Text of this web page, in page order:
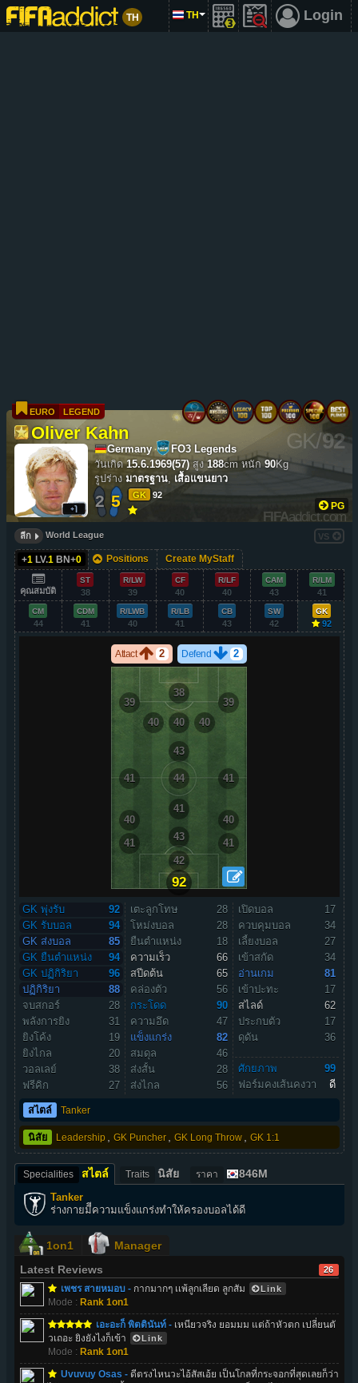
TH TH Login
Oliver Kahn
EURO LEGEND
Germany
FO3 Legends
วันเกิด 15.6.1969(57) สูง 188cm หนัก 90Kg
รูปร่าง มาตรฐาน, เสื้อแขนยาว
2 5 GK 92
PG
FIFAaddict.com
GK/92
ลีก World League VS
+1 LV.1 BN+0 Positions Create MyStaff
คุณสมบัติ
ST
38
R/LW
39
CF
40
R/LF
40
CAM
43
R/LM
41
CM
44
CDM
41
R/LWB
40
R/LB
41
CB
43
SW
42
GK
92
Attact 2 Defend 2
38
39
39
40
40
40
43
41 41
44
41
40
40
41
43
41
42
92
GK พุ่งรับ
92
GK รับบอล
94
GK ส่งบอล
85
GK ยืนตำแหน่ง
94
GK ปฏิกิริยา
96
ปฏิกิริยา
88
จบสกอร์
28
พลังการยิง
31
ยิงโค้ง
19
ยิงไกล
20
วอลเลย์
38
ฟรีคิก
27
เตะลูกโทษ
28
โหม่งบอล
28
ยืนตำแหน่ง
18
ความเร็ว
66
สปีดต้น
65
คล่องตัว
56
กระโดด
90
ความอึด
47
แข็งแกร่ง
82
สมดุล
46
ส่งสั้น
28
ส่งไกล
56
เปิดบอล
17
ควบคุมบอล
34
เลี้ยงบอล
27
เข้าสกัด
34
อ่านเกม
81
เข้าปะทะ
17
สไลด์
62
ประกบตัว
17
ดุดัน
36
ศักยภาพ
99
ฟอร์มคงเส้นคงวา
ดี
สไตล์ Tanker
นิสัย Leadership GK Puncher GK Long Throw GK 1:1
Specialities สไตล์ Traits นิสัย ราคา 846M
Tanker
ร่างกายมีีความแข็งแกร่งทำให้ครองบอลได้ดี
1on1
Manager
Latest Reviews
26
เพชร สายหมอบ - กากมากๆ เเพ้ลูกเลียด ลูกสัม Link
Mode : Rank 1on1
เอะอะก็ พิตตินันท์ - เหนียวจริง ยอมมม แต่ถ้าหัวตก เปลี่ยนตั
วเถอะ ยิงยังไงก็เข้า
Link
Mode : Rank 1on1
Uvuvuy Osas - ดีตรงไหนวะไอ้สัสเอ้ย เป็นโกลที่กระจอกที่สุดเลยก็ว่า